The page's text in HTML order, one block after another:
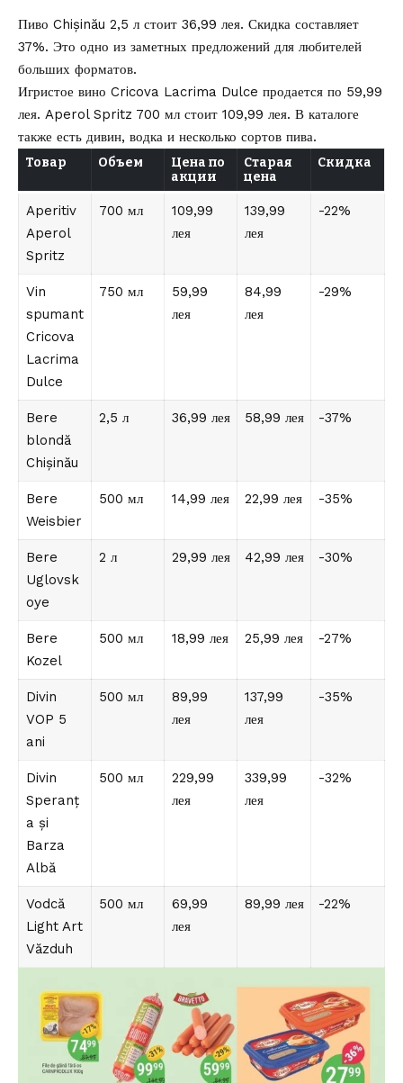
Пиво Chișinău 2,5 л стоит 36,99 лея. Скидка составляет
37%. Это одно из заметных предложений для любителей
больших форматов.
Игристое вино Cricova Lacrima Dulce продается по 59,99
лея. Aperol Spritz 700 мл стоит 109,99 лея. В каталоге
также есть дивин, водка и несколько сортов пива.
Товар Объем
Цена по
акции
Старая
цена
Скидка
Aperitiv
Aperol
Spritz
700 мл
109,99
лея
139,99
лея
-22%
Vin
spumant
Cricova
Lacrima
Dulce
750 мл
59,99
лея
84,99
лея
-29%
Bere
blondă
Chișinău
2,5 л 36,99 лея 58,99 лея -37%
Bere
Weisbier
500 мл 14,99 лея 22,99 лея -35%
Bere
Uglovsk
oye
2 л 29,99 лея 42,99 лея -30%
Bere
Kozel
500 мл 18,99 лея 25,99 лея -27%
Divin
VOP 5
ani
500 мл
89,99
лея
137,99
лея
-35%
Divin
Speranț
a și
Barza
Albă
500 мл
229,99
лея
339,99
лея
-32%
Vodcă
Light Art
Văzduh
500 мл
69,99
лея
89,99 лея -22%